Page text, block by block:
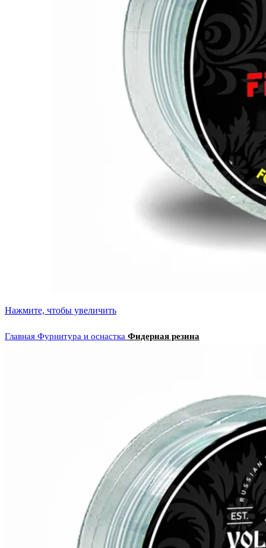
Нажмите, чтобы увеличить
Главная Фурнитура и оснастка Фидерная резина